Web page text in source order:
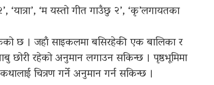
‘म यस्तो गीत गाउँछु २’, ‘कृ’लगायतका
छ । जहाँ साइकलमा बसिरहेकी एक बालिका र
रहेको अनुमान लगाउन सकिन्छ । पृष्ठभूमिमा
चित्रण गर्ने अनुमान गर्न सकिन्छ ।